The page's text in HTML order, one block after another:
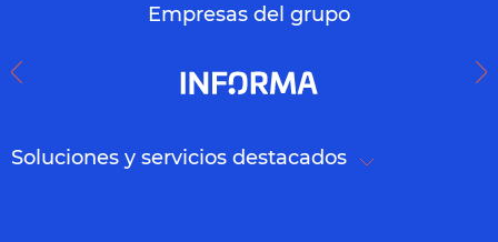
Empresas del grupo
Soluciones y servicios destacados